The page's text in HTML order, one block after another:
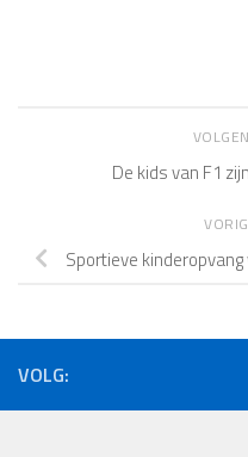
De kids van F1
Sportieve
VOLG: